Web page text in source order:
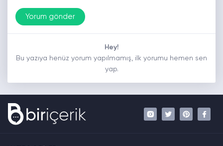
Hey!
Bu yazıya henüz yorum yapılmamış, ilk yorumu hemen sen
yap.